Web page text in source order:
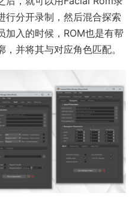
行分开录制，然后混合探索
加入的时候，ROM也是有帮
并将其与对应角色匹配。